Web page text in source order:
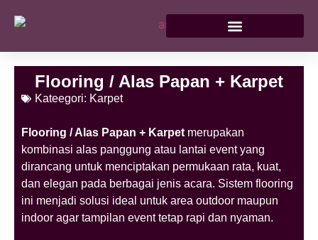
Flooring / Alas Papan + Karpet
Kateegori: Karpet
Flooring / Alas Papan + Karpet merupakan
kombinasi alas panggung atau lantai event yang
dirancang untuk menciptakan permukaan rata, kuat,
dan elegan pada berbagai jenis acara. Sistem flooring
ini menjadi solusi ideal untuk area outdoor maupun
indoor agar tampilan event tetap rapi dan nyaman.